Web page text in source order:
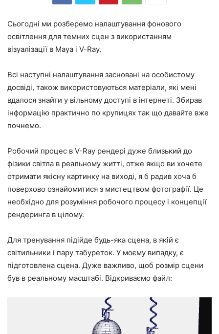
Сьогодні ми розберемо налаштування фонового
освітлення для темних сцен з використанням
візуалізації в Maya і V-Ray.
Всі наступні налаштування засновані на особистому
досвіді, також використовуються матеріали, які мені
вдалося знайти у вільному доступі в інтернеті. Збирав
інформацію практично по крупицях так що давайте вже
почнемо.
Робочий процес в V-Ray рендері дуже близький до
фізики світла в реальному житті, отже якщо ви хочете
отримати якісну картинку на виході, я б радив хоча б
поверхово ознайомитися з мистецтвом фотографії. Це
необхідно для розуміння робочого процесу і концепції
рендеринга в цілому.
Для тренування підійде будь-яка сцена, в якій є
світильники і пару табуреток. У моєму випадку, є
підготовлена сцена. Дуже важливо, щоб розмір сцени
був в реальному масштабі. Відкриваємо файл: